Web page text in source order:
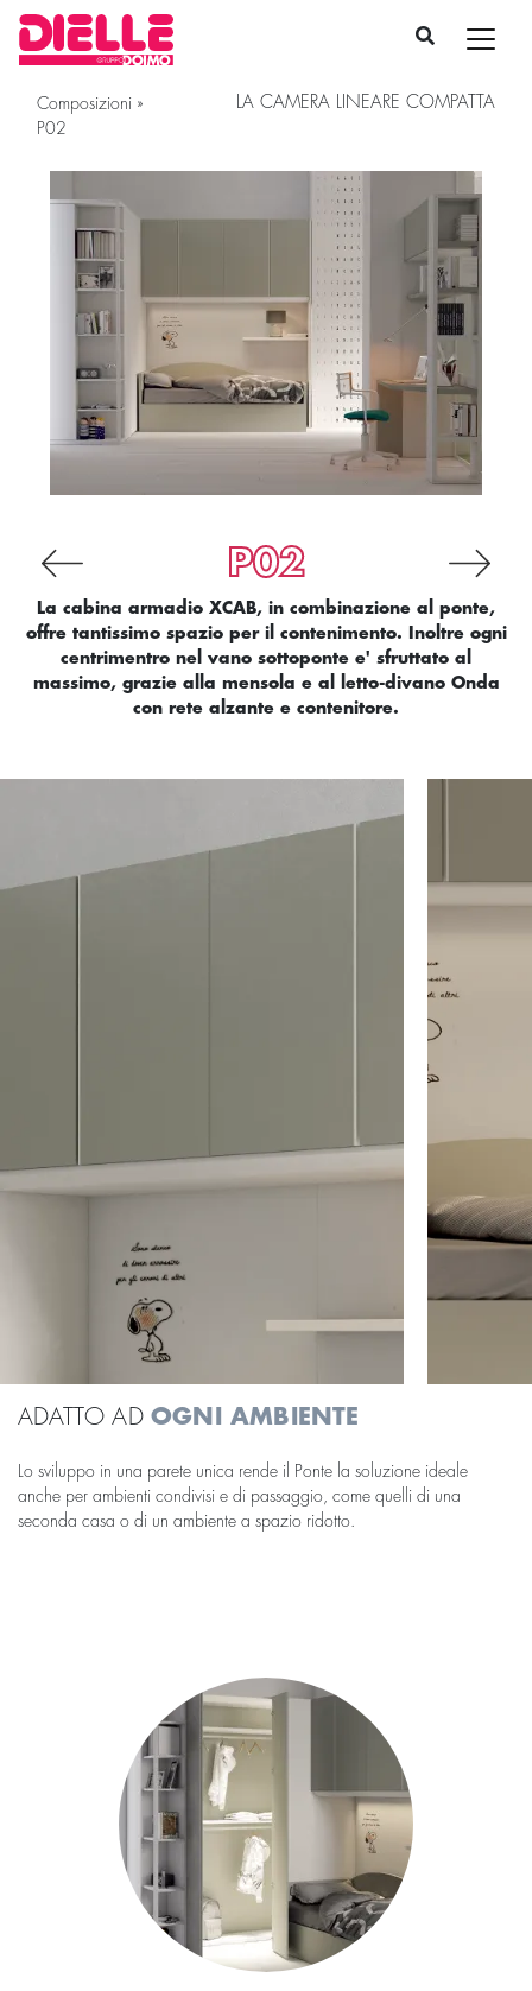
Composizioni »
P02
LA CAMERA LINEARE COMPATTA
P02
La cabina armadio XCAB, in combinazione al ponte,
offre tantissimo spazio per il contenimento. Inoltre ogni
centrimentro nel vano sottoponte e' sfruttato al
massimo, grazie alla mensola e al letto-divano Onda
con rete alzante e contenitore.
ADATTO AD OGNI AMBIENTE
Lo sviluppo in una parete unica rende il Ponte la soluzione ideale
anche per ambienti condivisi e di passaggio, come quelli di una
seconda casa o di un ambiente a spazio ridotto.